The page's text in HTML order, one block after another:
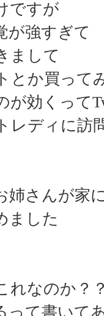
ですが
が強すぎて
まして
とか買って
が効くって
レディに訪
姉さんが家
ました
れなのか？
って書いて